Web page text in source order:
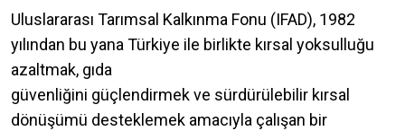
Uluslararası Tarımsal Kalkınma Fonu (IFAD), 1982
yılından bu yana Türkiye ile birlikte kırsal yoksulluğu
azaltmak, gıda
güvenliğini güçlendirmek ve sürdürülebilir kırsal
dönüşümü desteklemek amacıyla çalışan bir